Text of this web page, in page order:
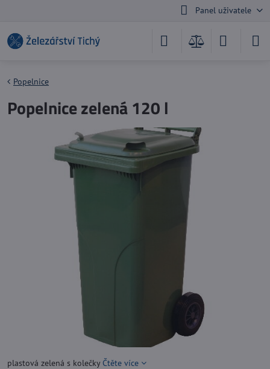
Panel uživatele
Popelnice
Popelnice zelená 120 l
plastová zelená s kolečky Čtěte více